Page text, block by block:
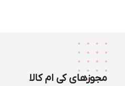
مجوزهای کی ام کالا